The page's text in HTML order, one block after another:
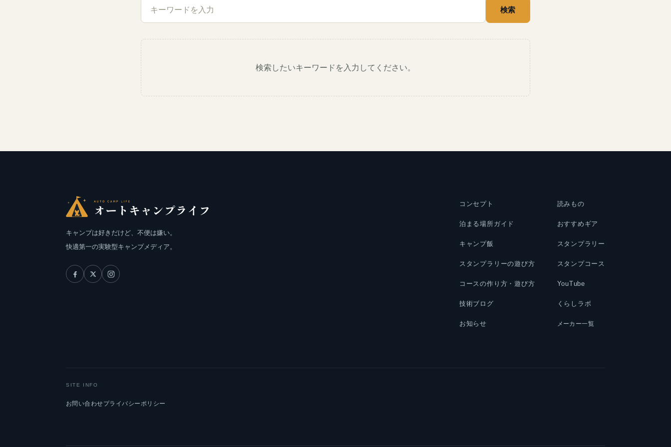
検索
検索したいキーワードを入力してください。
キャンプは好きだけど、不便は嫌い。
快適第一の実験型キャンプメディア。
コンセプト 読みもの
泊まる場所ガイド おすすめギア
キャンプ飯 スタンプラリー
スタンプラリーの遊び方 スタンプコース
コースの作り方・遊び方 YouTube
技術ブログ くらしラボ
お知らせ メーカー一覧
SITE INFO
お問い合わせプライバシーポリシー